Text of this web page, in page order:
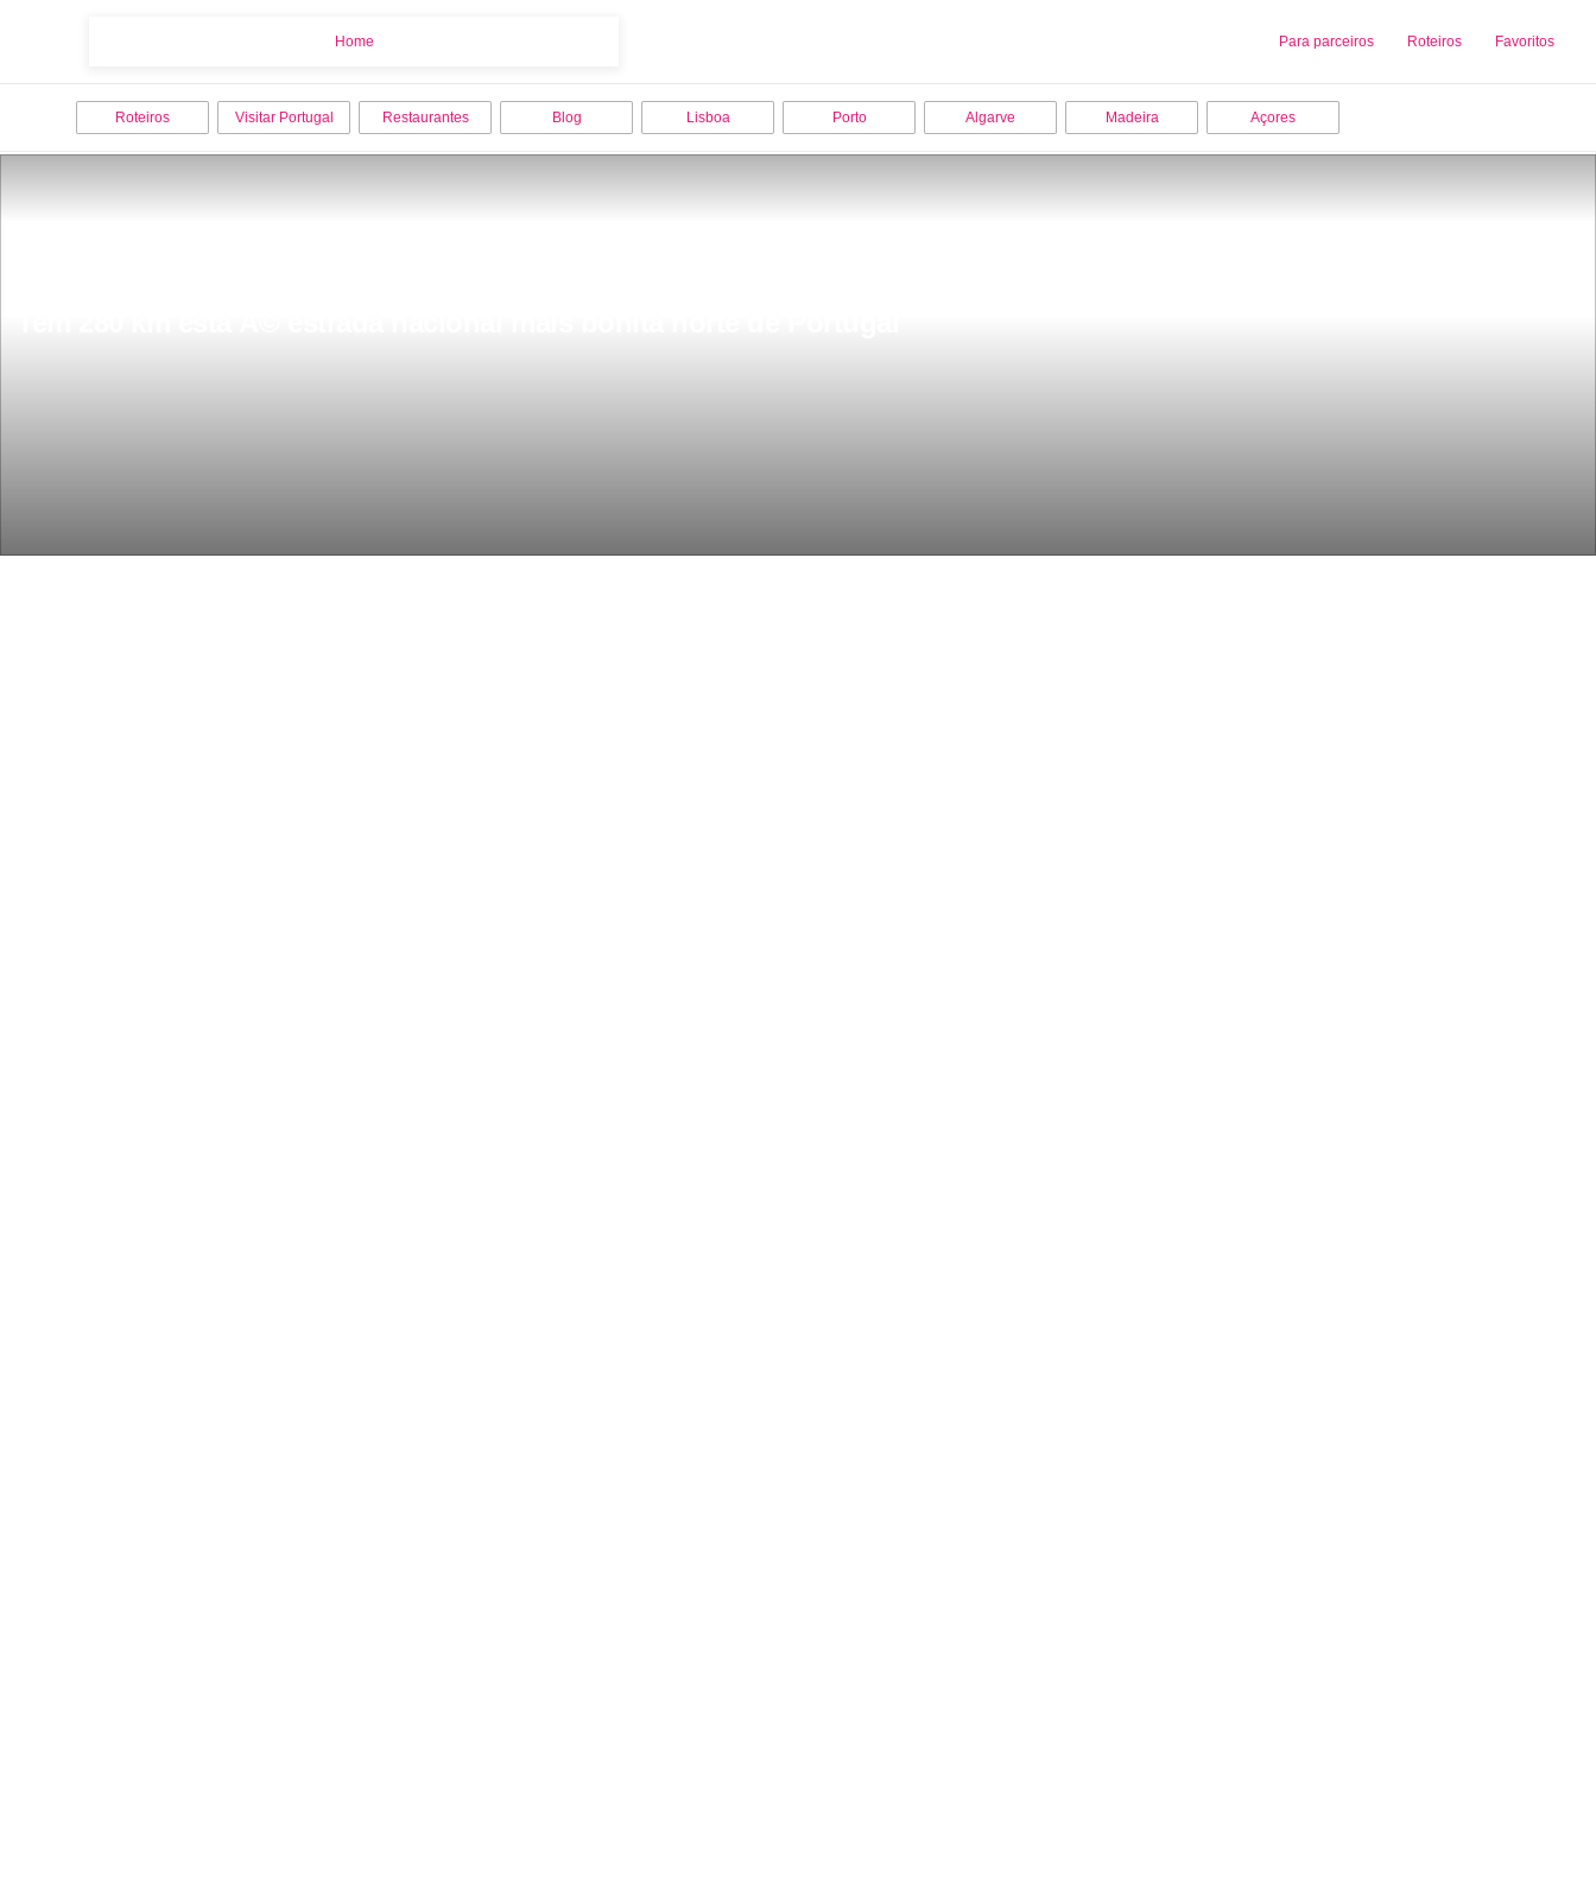
Home Para parceiros Roteiros Favoritos
Sobre nós Adicionar uma Empresa
Roteiros Visitar Portugal Restaurantes Blog Lisboa Porto Algarve Madeira Açores